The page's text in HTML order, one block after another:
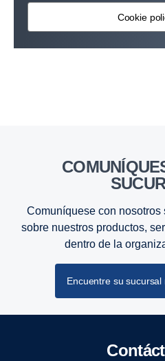
Cookie
COMUNÍQUESE CON SU
Comuníquese con
sobre nuestros productos,
dentro de la
Encuentre su